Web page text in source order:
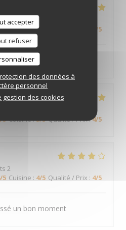
accepter
refuser
des données à
personnel
gestion des cookies
9
/5 Cuisine:5 /5
au top
/5 Cuisine:5/5 Qualité / Prix:4/5
2
/5 Cuisine : 4/5 Qualité / Prix : 4/5
un bon moment